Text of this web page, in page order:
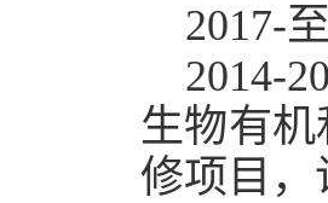
2017-
2014-
生物有
修项目，